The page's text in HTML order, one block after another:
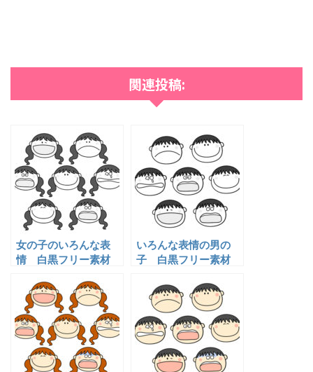
関連投稿:
女の子のいろんな表
情 白黒フリー素材
いろんな表情の男の
子 白黒フリー素材